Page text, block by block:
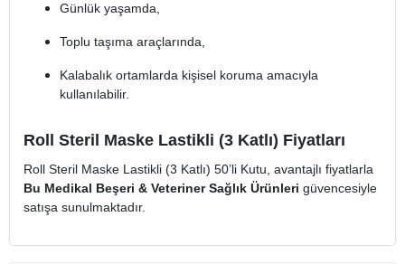
Günlük yaşamda,
Toplu taşıma araçlarında,
Kalabalık ortamlarda kişisel koruma amacıyla
kullanılabilir.
Roll Steril Maske Lastikli (3 Katlı) Fiyatları
Roll Steril Maske Lastikli (3 Katlı) 50’li Kutu, avantajlı fiyatlarla
Bu Medikal Beşeri & Veteriner Sağlık Ürünleri güvencesiyle
satışa sunulmaktadır.